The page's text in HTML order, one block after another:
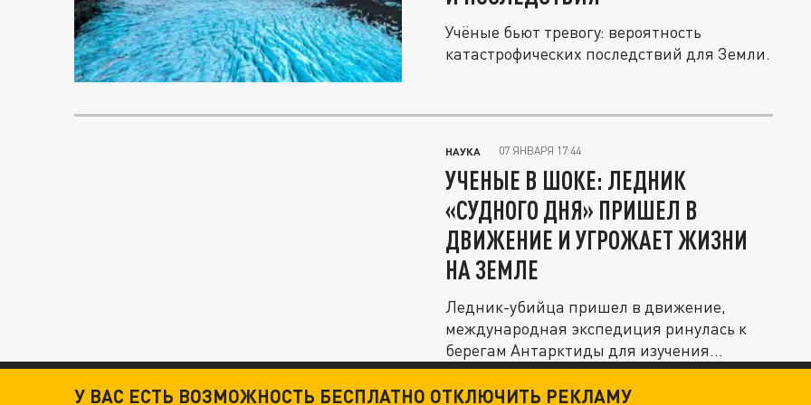
Учёные бьют тревогу: вероятность
катастрофических последствий для Земли.
НАУКА 07 ЯНВАРЯ 17:44
УЧЕНЫЕ В ШОКЕ: ЛЕДНИК
«СУДНОГО ДНЯ» ПРИШЕЛ В
ДВИЖЕНИЕ И УГРОЖАЕТ ЖИЗНИ
НА ЗЕМЛЕ
Ледник-убийца пришел в движение,
международная экспедиция ринулась к
берегам Антарктиды для изучения
ледника...
У ВАС ЕСТЬ ВОЗМОЖНОСТЬ БЕСПЛАТНО ОТКЛЮЧИТЬ РЕКЛАМУ